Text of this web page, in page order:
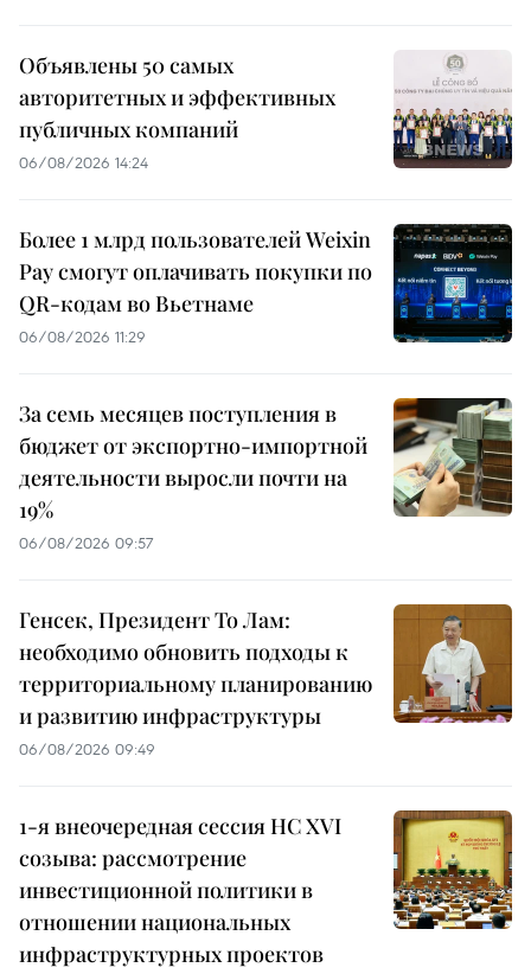
Объявлены 50 самых
авторитетных и эффективных
публичных компаний
06/08/2026 14:24
Более 1 млрд пользователей Weixin
Pay смогут оплачивать покупки по
QR-кодам во Вьетнаме
06/08/2026 11:29
За семь месяцев поступления в
бюджет от экспортно-импортной
деятельности выросли почти на
19%
06/08/2026 09:57
Генсек, Президент То Лам:
необходимо обновить подходы к
территориальному планированию
и развитию инфраструктуры
06/08/2026 09:49
1-я внеочередная сессия НС XVI
созыва: рассмотрение
инвестиционной политики в
отношении национальных
инфраструктурных проектов